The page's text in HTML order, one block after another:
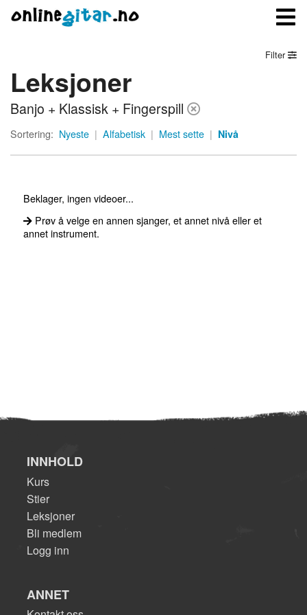
Meny
Logg inn
Filter
Leksjoner
Banjo + Klassisk + Fingerspill
Sortering: Nyeste | Alfabetisk | Mest sette | Nivå
Beklager, ingen videoer...
Prøv å velge en annen sjanger, et annet nivå eller et
annet instrument.
INNHOLD
Kurs
Stier
Leksjoner
Bli medlem
Logg inn
ANNET